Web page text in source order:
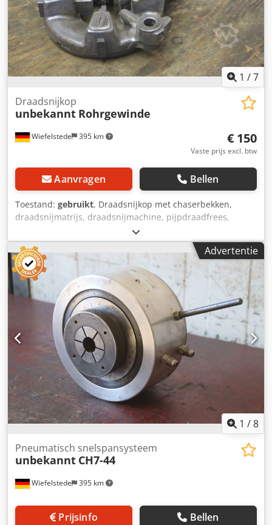
1 /7
Wiefelstede 395 km
Draadsnijkop
unbekannt Rohrgewinde
€ 150
Vaste prijs excl. btw
Aanvragen Bellen
Toestand: gebruikt, Draadsnijkop met chaserbekken,
draadsnijmatrijs, draadsnijmachine, pijpdraadfrees,
matrijskop -draad snijkop: pijpdraad -Afmetingen: zie
foto's -Prijs: per stuk -Aantal: 4 stuks -afmetingen:
340/250/H60 mm Dcedpfx Ajfwx U Sjayjk -Gewicht: 6
kg/stuk
Advertentie
1 /8
Wiefelstede 395 km
Pneumatisch snelspansysteem
unbekannt CH7-44
Prijsinfo Bellen